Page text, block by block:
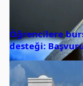
Öğrencilere
desteği: